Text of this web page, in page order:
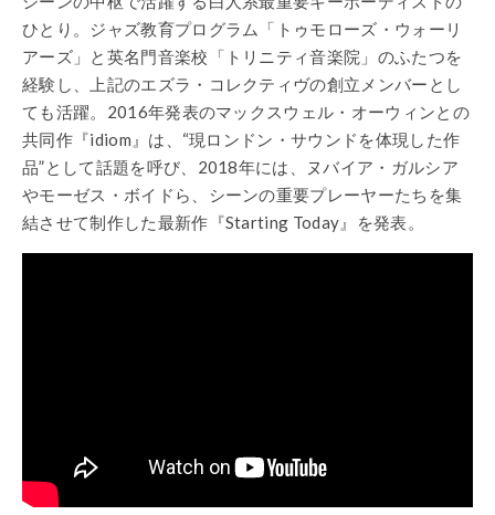
ひとり。ジャズ教育プログラム「トゥモローズ・ウォーリ
アーズ」と英名門音楽校「トリニティ音楽院」のふたつを
経験し、上記のエズラ・コレクティヴの創立メンバーとし
ても活躍。2016年発表のマックスウェル・オーウィンとの
共同作『idiom』は、“現ロンドン・サウンドを体現した作
品”として話題を呼び、2018年には、ヌバイア・ガルシア
やモーゼス・ボイドら、シーンの重要プレーヤーたちを集
結させて制作した最新作『Starting Today』を発表。